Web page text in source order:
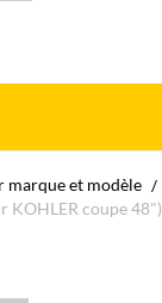
marque et modèle
KOHLER coupe 48")